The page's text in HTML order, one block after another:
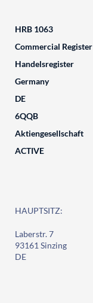
HRB 1063
Commercial Register
Handelsregister
Germany
DE
6QQB
Aktiengesellschaft
ACTIVE
HAUPTSITZ:
Laberstr. 7
93161 Sinzing
DE